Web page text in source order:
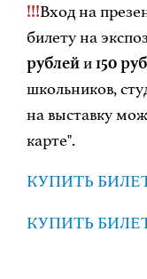
!!!Вход на
билету на
рублейи150
школьников,
на выставку
карте".
КУПИТЬ
КУПИТЬ БИЛЕТ